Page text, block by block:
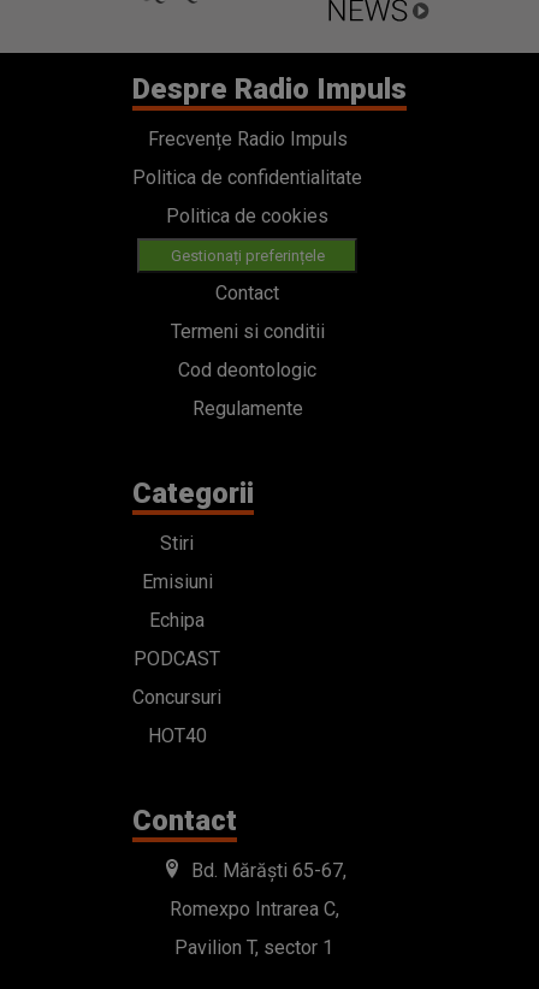
Despre Radio Impuls
Frecvențe Radio Impuls
Politica de confidentialitate
Politica de cookies
Gestionați preferințele
Contact
Termeni si conditii
Cod deontologic
Regulamente
Categorii
Stiri
Emisiuni
Echipa
PODCAST
Concursuri
HOT40
Contact
Bd. Mărăști 65-67,
Romexpo Intrarea C,
Pavilion T, sector 1